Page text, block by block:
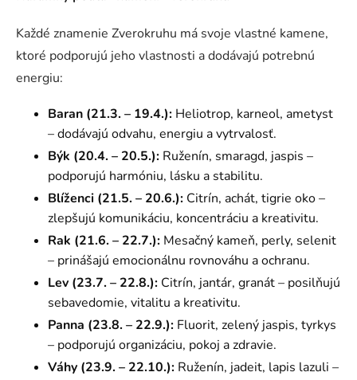
Každé znamenie Zverokruhu má svoje vlastné kamene,
ktoré podporujú jeho vlastnosti a dodávajú potrebnú
energiu:
Baran (21.3. – 19.4.): Heliotrop, karneol, ametyst
– dodávajú odvahu, energiu a vytrvalosť.
Býk (20.4. – 20.5.): Ruženín, smaragd, jaspis –
podporujú harmóniu, lásku a stabilitu.
Blíženci (21.5. – 20.6.): Citrín, achát, tigrie oko –
zlepšujú komunikáciu, koncentráciu a kreativitu.
Rak (21.6. – 22.7.): Mesačný kameň, perly, selenit
– prinášajú emocionálnu rovnováhu a ochranu.
Lev (23.7. – 22.8.): Citrín, jantár, granát – posilňujú
sebavedomie, vitalitu a kreativitu.
Panna (23.8. – 22.9.): Fluorit, zelený jaspis, tyrkys
– podporujú organizáciu, pokoj a zdravie.
Váhy (23.9. – 22.10.): Ruženín, jadeit, lapis lazuli –